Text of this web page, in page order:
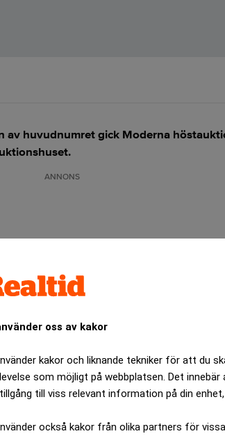
oss av kakor
kakor och liknande tekniker för att du
som möjligt på webbplatsen. Det
till viss relevant information på din
också kakor från olika partners för
av huvudnumret gick Moderna
ANNONS
huvudattraktion, teckningen